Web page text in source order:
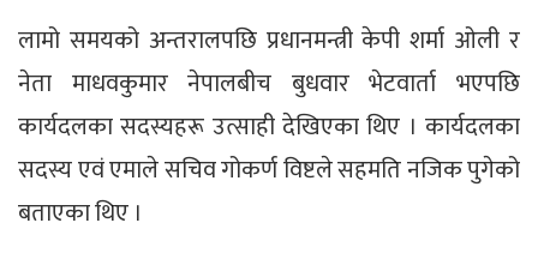
लामो समयको अन्तरालपछि प्रधानमन्त्री केपी शर्मा ओली र
नेता माधवकुमार नेपालबीच बुधवार भेटवार्ता भएपछि
कार्यदलका सदस्यहरू उत्साही देखिएका थिए । कार्यदलका
सदस्य एवं एमाले सचिव गोकर्ण विष्टले सहमति नजिक पुगेको
बताएका थिए ।